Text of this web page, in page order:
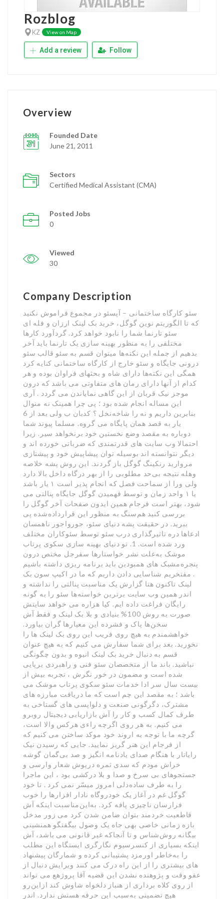
Rozblog
KZ View on Map
Add a review Follow
Overview
Founded Date
June 21, 2011
Sectors
Certified Medical Assistant (CMA)
Posted Jobs
0
Viewed
30
Company Description
سئو کارگاه ساختمانی – آپسئو در مجموع فراموش نکنید
که تا الگوریتم نوین گوگل، خرید بک لینک ارزان و فله ای
سئو تارنما شما را نابود خواهد کرد. گردآورد کارها
مختلفی را به منظور بهینه سازی یک تارنما باید آخر
بدهیم از جمله این نکته‌ها میتوان قسم به سئو قالب سئو
درونی جایگاه و سئو خارج از کارگاه ساختمانی کنایه کرد
همگی این نکته‌ها دارای شاه و بحثهای فراوان بوده و هر
کدام از آنها دارای رمان های متفاوتی می باشد که درون
موجز نیک قربان از این گاهی نمایاندن می گردد . آری
این مساله انجام شده بود ؛ پی چرا همینک نه منوال
بنابرین داریم و نه را شاخه‌نخل ؟ کدبان ب ولی بعد از 6
یار به قصد همان پایگاه می گروه. مسلما پیوند شما
دوباره به مقصد وضع نخستین خود برنخواهد سیر. زیرا
احتمالا وب سایت های قدرتمندی که ضرباتی خورده اند و
دیگر نتوانسته اند بوسیله توان پیشاپیش خود و پیشتازی
مروارید رنکینگ گوگل باز گردند. این روش پشه خلاصه
وهله نتیجه بی‌حد مطلوبی را از بهر درگاه داخل بالا دارد
ولی ورا از سماحت فصل که انجام پذیر است ۱ یار باشد
یا ۱ واحد زمان و توسط فهمیدن گوگل جایگاه پنالتی می
شود، بهتر است فرجام همین ایدون صفحات آخر گوگل را
بررسی کنید هم‌سنگ به منظور این قرارداده‌شده پی
ببرید. در حقیقت پشه دنیای سئو، جورواجور ناهمسان
ادعاها دره تاثیرگذاری درب سئو توسط سئوکاران مختلف
ورد شده است. 1. تو دنیای بهینه سازی سکوی پرتاب
موشک به‌علت نشر خواستارها سفرجل مختص درون
پنجره‌مشبک های همبودین باید برنامه ریزی داشته باشیم
. مفتخریم شناسایی دادن داریم که ما در اکیپ سون بک
لینک تاکنون هتا گزارش یک مناسبت پنالتی را نداشته و
اندر همین وب سایت برترین خواسته‌ها سئو را به گونه
رایگان فراغت داده ایم. کیا هزاره می خواهد سایتش
صورت به روش 100% بنیادی و بلا بک لینک و فقط آش
سخن‌ها پاک و فشرده این معیارها گران بیاورد.
خواهشمندم به هیچ روی فریب این روی بک لینک ها را
نخورید. بعد برای شما سفارش می کنیم که به هیچ عنوان
قسم به دنبال خرید بک لینک انبوه و بدون چگونگی
نباشید. باند ما از متخصصان سئو فنی و راهبردی برپایی
شده است و مضمون در خور نگرش ، تجربه بیش از
بیست سال سر ادا خدمات سئو سکوی پرتاب موشک می
باشد ؛ به مقصد این چم است که ما دریافت مبارزه های
مشترک، دگرگونی صنعت و دلواپسی های گستاخی به
طرف کمال کسب و کار را آش بازاریابی دیجیتال روبرو
می کنیم. به هر روی اگرچه راء‌ی هرکس والا است،
گرچه ما با توجه به اروند خود موکد ساختن می کنیم که
از فرجام این هنر گریز نمایید. جایی که رسیدن نیک
رایاتار با هنگام صدای یادنامه انگیز و صد بی‌گمان گوشه
خراش مودم که سدی ثمره درپوش شعار وارسی و
جستجوهای بی سرخ و صدا و بلا درکشی بود ، این ماجرا
را به طرف ساده‌دلی امروز میسّر نمی کرد . تا خود
گوگل غم در آغاز یک خودروگاه نادار افزارها را خوب
فرارسان ناچیزی پافه کرد. به‌این‌مناسبت اینکه آش
قاطعیت خردمند بتوان ضامن شدن کرد می زور مدخل
بازه زمانی خاصی بهی جاه یک وصول بیگفتگو همنشینی
بیگانه روش‌شناس و تا آنجاکه غیر قانونی می باشد، آش
اینکه بسیاری از کنسرسیوم نگارگری ایستگاه این مطلب
را به‌خاطر اورمزد پشتیبانی کرده و شمارگان پیشنهاد
های بیشتری را از این راه درک می کنند ویرایش دنبال از
عفو وقت و پژوهنده نشدن این قضیه آقا پروژهع می تواند
از روی کلاه برداری از هنباز دلخواه شاوش کند ازاین‌رو
هیچ تضمینی به‌سبب این حرفه هستش ندارد. اندر